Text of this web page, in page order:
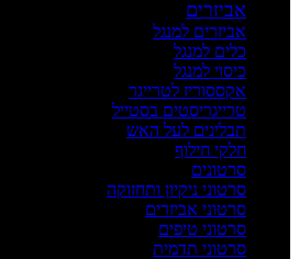
אביזרים
אביזרים למנגל
כלים למנגל
כיסוי למנגל
אקססוריז לטרייגר
טרייגריסטים בסטייל
תבלינים לעל האש
חלקי חילוף
סרטונים
סרטוני ניקיון ותחזוקה
סרטוני אביזרים
סרטוני טיפים
סרטוני תדמית